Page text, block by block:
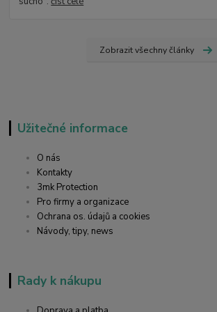
Zobrazit všechny články
Užitečné informace
O nás
Kontakty
3mk Protection
Pro firmy a organizace
Ochrana os. údajů a cookies
Návody, tipy, news
Rady k nákupu